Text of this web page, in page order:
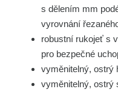
s dělením mm
vyrovnání
robustní rukojeť s
pro bezpečné
vyměnitelný, ostrý
vyměnitelný, ostrý